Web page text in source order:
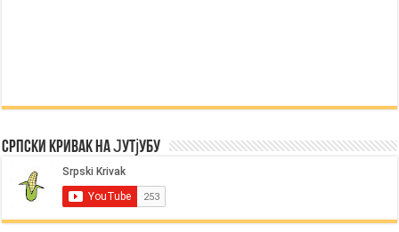
Српски Кривак на Јутјубу